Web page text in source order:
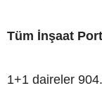
Tüm İnşaat
1+1 daireler